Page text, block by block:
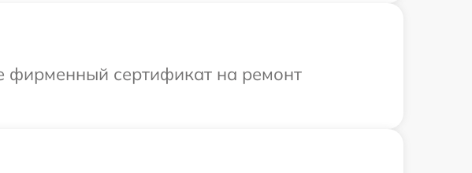
фирменный сертификат на ремонт